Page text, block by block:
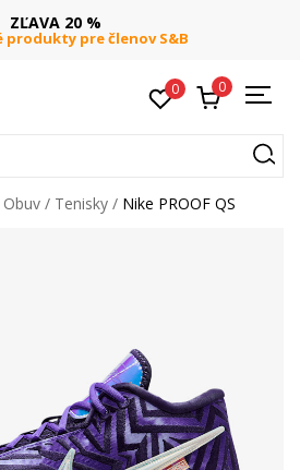
ZĽAVA 20 %
produkty pre členov S&B
0 0
Obuv Tenisky Nike PROOF QS